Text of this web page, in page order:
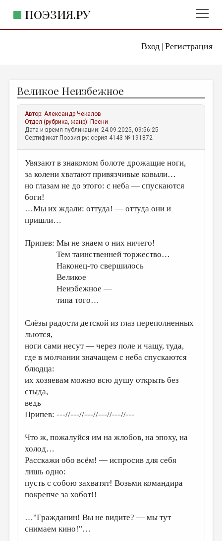
Вход| Регистрация
ПОЭЗИЯ.РУ
ЖАНРЫ
АВТОРЫ
КОММЕНТАРИИ
ЛИТСАЛОН
НОВОСТИ
ПРАВИЛА САЙТА
ОТДЕЛЫ И РУБРИКИ
ИЗБРАННОЕ
ПРОИЗВЕДЕНИЯ
КНИЖНАЯ ПОЛКА
СТРАНИЦЫ ПАМЯТИ
ОБЪЯВЛЕНИЯ
РЕДКОЛЛЕГИЯ
МАЛАЯ ПРОЗА
ЭССЕИСТИКА
ЛИТЕРАТУРОВЕДЕНИЕ
КУЛЬТУРОВЕДЕНИЕ
ПУБЛИЦИСТИКА
Великое Неизбежное
Автор:Александр Чекалов
Отдел (рубрика, жанр): Песни
Дата и время публикации: 24.09.2025, 09:56:25
Сертификат Поэзия.ру: серия 4143 № 191872
Увязают в знакомом болоте дрожащие ноги,
за колени хватают привязчивые ковыли…
но глазам не до этого: с неба — спускаются
боги!
…Мы их ждали: оттуда! — оттуда они и
пришли…
Припев: Мы не знаем о них ничего!
Тем таинственней торжество…
Наконец-то свершилось
Великое
Неизбежное —
типа того…
Слёзы радости детской из глаз переполненных
льются,
ноги сами несут — через поле и чащу, туда,
где в молчании значащем с неба спускаются
блюдца:
их хозяевам можно всю душу открыть без
стыда,
ведь
Припев: ---//---//---//---//---//---
Что ж, пожалуйся им на жлобов, на эпоху, на
холод…
Расскажи обо всём! — испросив для себя
лишь одно:
пусть с собою захватят! Возьми командира
покрепче за хобот!!
…"Гражданин! Вы не видите? — мы тут
снимаем кино!"…